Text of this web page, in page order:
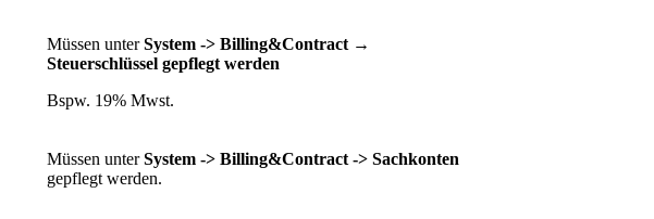
Müssen unterSystem -> Billing&Contract →
Steuerschlüssel gepflegt werden
Bspw. 19% Mwst.
Müssen unterSystem -> Billing&Contract -> Sachkonten
gepflegt werden.